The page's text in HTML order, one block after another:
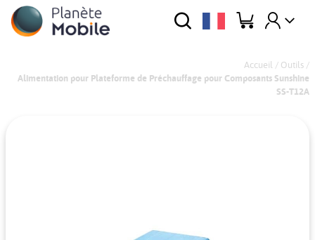
Accueil / Outils /
Alimentation pour Plateforme de Préchauffage pour Composants Sunshine
SS-T12A